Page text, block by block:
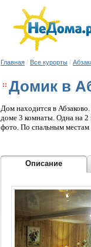
Главная / Все курорты /
Домик в
Дом находится в
доме 3 комнаты. Одна на 2
фото. По спальным местам
мест - большой новый
Описание